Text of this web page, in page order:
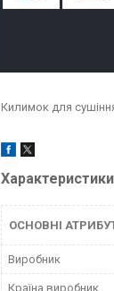
Килимок для
Характеристики
ОСНОВНІ
Виробник
Країна виробник